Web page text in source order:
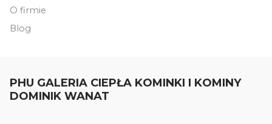
O firmie
Blog
PHU GALERIA CIEPŁA KOMINKI I KOMINY
DOMINIK WANAT